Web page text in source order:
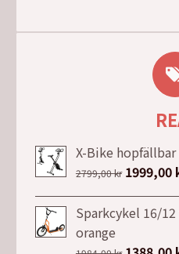
X-Bike
2799,00kr Det
priset
1999,00
Sparkcykel 16/
orange